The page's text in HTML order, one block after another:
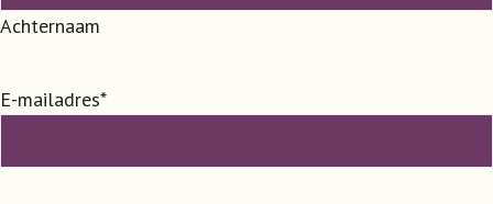
Achternaam
E-mailadres*